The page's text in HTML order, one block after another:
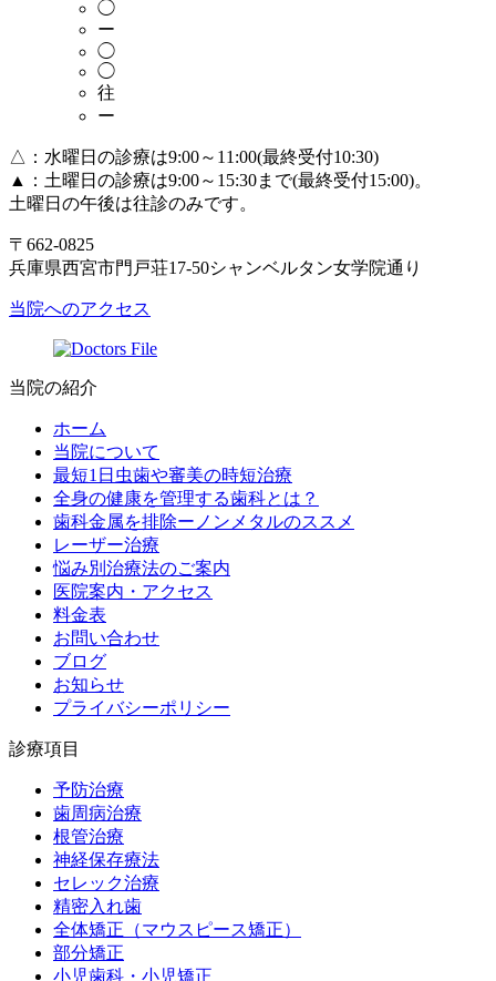
◯
ー
◯
◯
往
ー
△：水曜日の診療は9:00～11:00(最終受付10:30)
▲：土曜日の診療は9:00～15:30まで(最終受付15:00)。
土曜日の午後は往診のみです。
〒662-0825
兵庫県西宮市門戸荘17-50シャンベルタン女学院通り
当院へのアクセス
当院の紹介
ホーム
当院について
最短1日虫歯や審美の時短治療
全身の健康を管理する歯科とは？
歯科金属を排除ーノンメタルのススメ
レーザー治療
悩み別治療法のご案内
医院案内・アクセス
料金表
お問い合わせ
ブログ
お知らせ
プライバシーポリシー
診療項目
予防治療
歯周病治療
根管治療
神経保存療法
セレック治療
精密入れ歯
全体矯正（マウスピース矯正）
部分矯正
小児歯科・小児矯正